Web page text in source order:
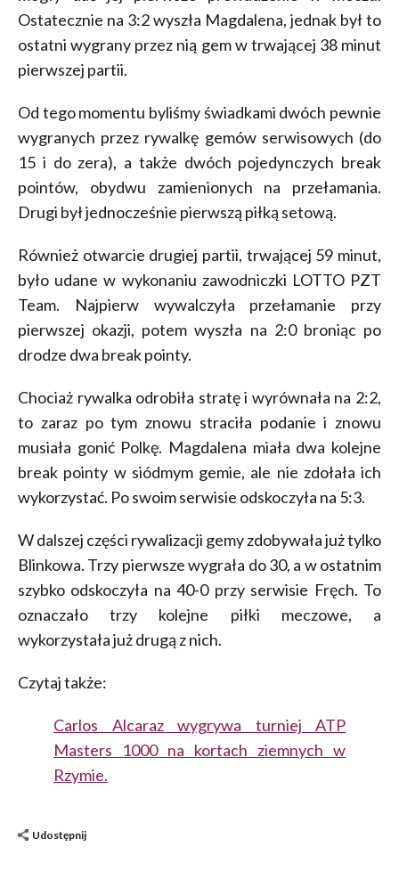
Ostatecznie na 3:2 wyszła Magdalena, jednak był to
ostatni wygrany przez nią gem w trwającej 38 minut
pierwszej partii.
Od tego momentu byliśmy świadkami dwóch pewnie
wygranych przez rywalkę gemów serwisowych (do
15 i do zera), a także dwóch pojedynczych break
pointów, obydwu zamienionych na przełamania.
Drugi był jednocześnie pierwszą piłką setową.
Również otwarcie drugiej partii, trwającej 59 minut,
było udane w wykonaniu zawodniczki LOTTO PZT
Team. Najpierw wywalczyła przełamanie przy
pierwszej okazji, potem wyszła na 2:0 broniąc po
drodze dwa break pointy.
Chociaż rywalka odrobiła stratę i wyrównała na 2:2,
to zaraz po tym znowu straciła podanie i znowu
musiała gonić Polkę. Magdalena miała dwa kolejne
break pointy w siódmym gemie, ale nie zdołała ich
wykorzystać. Po swoim serwisie odskoczyła na 5:3.
W dalszej części rywalizacji gemy zdobywała już tylko
Blinkowa. Trzy pierwsze wygrała do 30, a w ostatnim
szybko odskoczyła na 40-0 przy serwisie Fręch. To
oznaczało trzy kolejne piłki meczowe, a
wykorzystała już drugą z nich.
Czytaj także:
Carlos Alcaraz wygrywa turniej ATP
Masters 1000 na kortach ziemnych w
Rzymie.
Udostępnij